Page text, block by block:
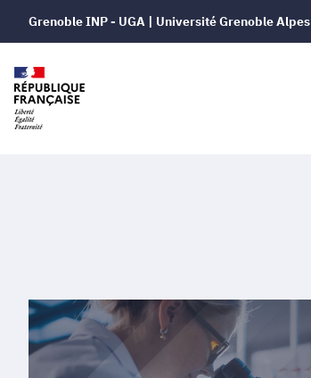
Grenoble INP - UGA | Université Grenoble Alpes